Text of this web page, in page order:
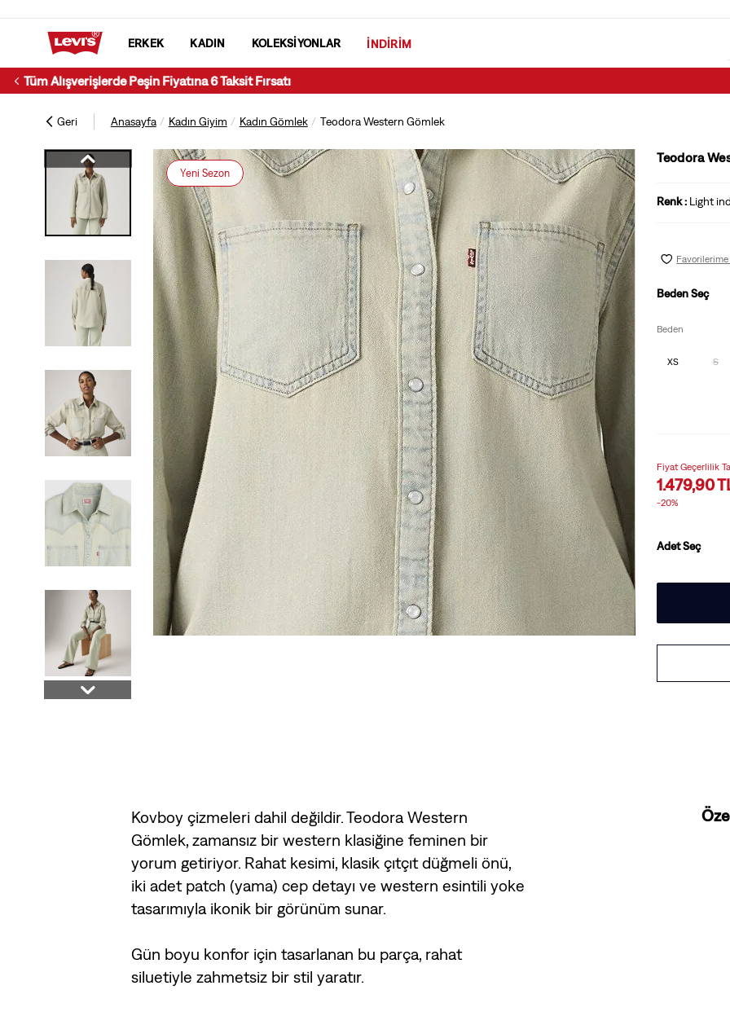
ERKEK KADIN KOLEKSİYONLAR İNDIRIM
Geri Anasayfa Kadın Giyim Kadın Gömlek Teodora Western Gömlek
Yeni Sezon
Teodora
Renk : Light
Beden Seç
Beden
XS S
Fiyat Geçerlilik
1.479,90
-20%
Adet Seç
Kovboy çizmeleri dahil değildir. Teodora Western
Gömlek, zamansız bir western klasiğine feminen bir
yorum getiriyor. Rahat kesimi, klasik çıtçıt düğmeli önü,
iki adet patch (yama) cep detayı ve western esintili yoke
tasarımıyla ikonik bir görünüm sunar.
Gün boyu konfor için tasarlanan bu parça, rahat
siluetiyle zahmetsiz bir stil yaratır.